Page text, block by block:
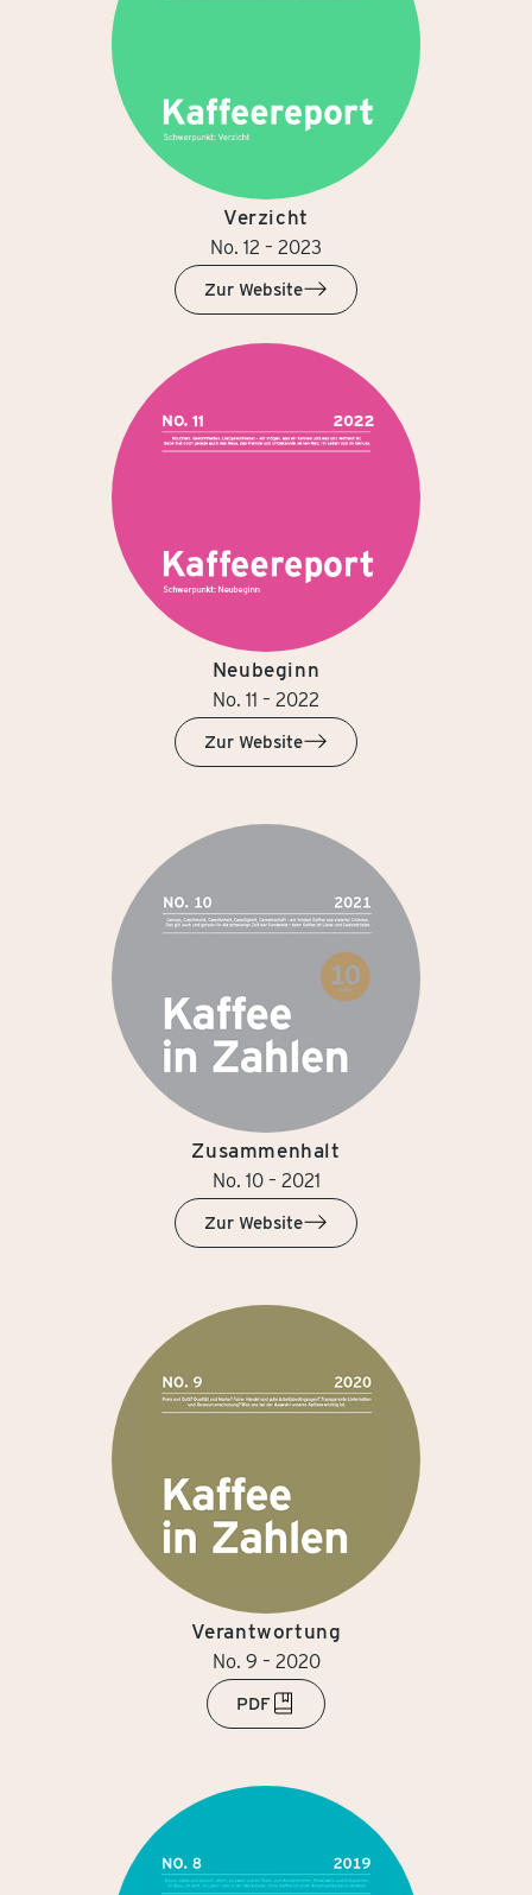
Verzicht
No. 12 – 2023
Zur Website
Neubeginn
No. 11 – 2022
Zur Website
Zusammenhalt
No. 10 – 2021
Zur Website
Verantwortung
No. 9 – 2020
PDF